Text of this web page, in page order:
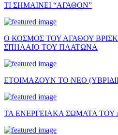
ΤΙ ΣΗΜΑΙΝΕΙ “ΑΓΑΘΟΝ”
Ο ΚΟΣΜΟΣ ΤΟΥ ΑΓΑΘΟΥ
ΣΠΗΛΑΙΟ ΤΟΥ ΠΛΑΤΩΝΑ
ΕΤΟΙΜΑΖΟΥΝ ΤΟ ΝΕΟ
ΤΑ ΕΝΕΡΓΕΙΑΚΑ ΣΩΜΑΤΑ